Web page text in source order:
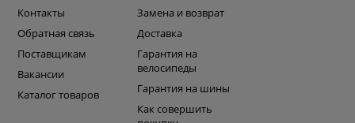
Контакты
Обратная связь
Поставщикам
Вакансии
Каталог товаров
Замена и возврат
Доставка
Гарантия на
велосипеды
Гарантия на шины
Как совершить